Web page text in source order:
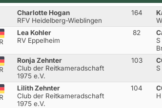
Charlotte Hogan
RFV Heidelberg-Wieblingen
164
Lea Kohler
RV Eppelheim
82
Ronja Zehnter
Club der Reitkameradschaft
1975 e.V.
103
Lilith Zehnter
Club der Reitkameradschaft
1975 e.V.
104